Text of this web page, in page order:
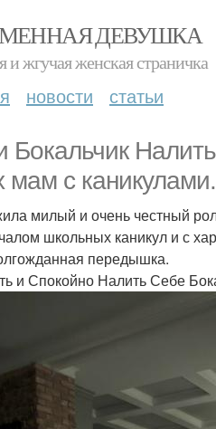
ДЕВУШКА
и жгучая женская страничка
новости статьи
Бокальчик
мам с каникулами.
милый и очень честный
школьных каникул и с
передышка.
и Спокойно Налить Себе